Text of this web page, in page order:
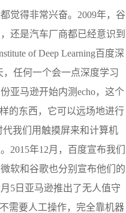
觉得非常兴奋。2009年，谷
还是汽车厂商都已经意识到
of Deep Learning百度深
任何一个会一点深度学习
亚马逊开始内测echo，这个
的东西，它可以远场地进行
我们用触摸屏来和计算机
2015年12月，百度宣布我们
软和谷歌也分别宣布他们的
5日亚马逊推出了无人值守
需要人工操作，完全靠机器